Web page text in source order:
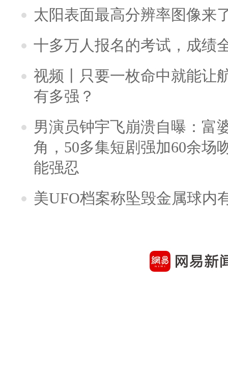
太阳表面最高分辨率图像来
十多万人报名的考试，成绩
视频丨只要一枚命中就能让
有多强？
男演员钟宇飞崩溃自曝：富
角，50多集短剧强加60余场
能强忍
美UFO档案称坠毁金属球内